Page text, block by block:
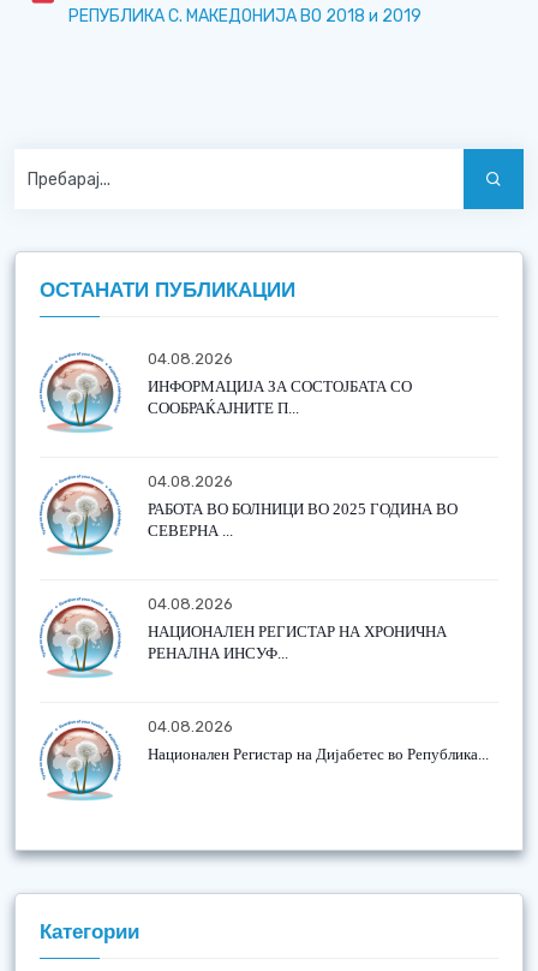
РЕПУБЛИКА С. МАКЕДОНИЈА ВО 2018 и 2019
ОСТАНАТИ ПУБЛИКАЦИИ
04.08.2026
ИНФОРМАЦИЈА ЗА СОСТОЈБАТА СО
СООБРАЌАЈНИТЕ П...
04.08.2026
РАБОТА ВО БОЛНИЦИ ВО 2025 ГОДИНА ВО
СЕВЕРНА ...
04.08.2026
НАЦИОНАЛЕН РЕГИСТАР НА ХРОНИЧНА
РЕНАЛНА ИНСУФ...
04.08.2026
Национален Регистар на Дијабетес во Република...
Категории